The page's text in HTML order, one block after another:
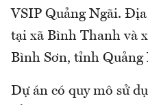
VSIP Quảng Ngãi.
tại xã Bình Thanh và
Bình Sơn, tỉnh Quảng
Dự án có quy mô sử